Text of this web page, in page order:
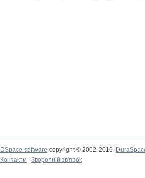
DSpace software copyright © 2002-2016
Контакти
Зворотній зв'язок